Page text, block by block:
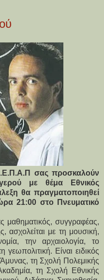
σας προσκαλούν
με θέμα Εθνικός
θα πραγματοποιηθεί
21:00 στο Πνευματικό
μαθηματικός, συγγραφέας,
ασχολείται με τη μουσική,
την αρχαιολογία, το
γεωπολιτική. Είναι ειδικός
τη Σχολή Πολεμικής
τη Σχολή Εθνικής